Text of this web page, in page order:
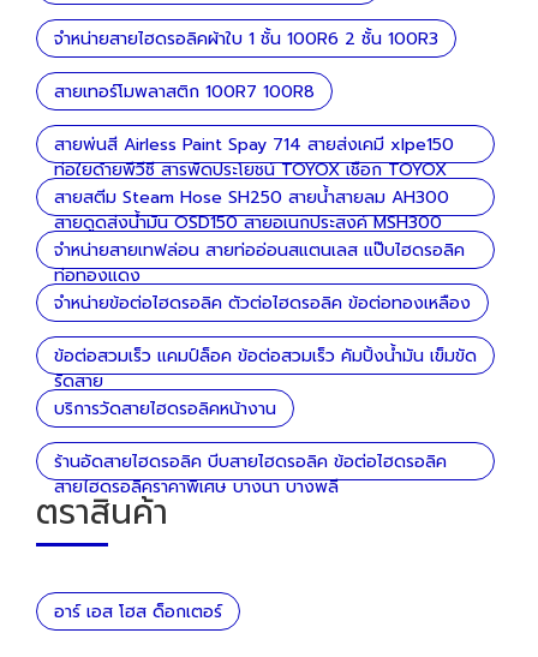
จำหน่ายสายไฮดรอลิคผ้าใบ 1 ชั้น 100R6 2 ชั้น 100R3
สายเทอร์โมพลาสติก 100R7 100R8
สายพ่นสี Airless Paint Spay 714 สายส่งเคมี xlpe150
ท่อใยด้ายพีวีซี สารพัดประโยชน์ TOYOX เชือก TOYOX
ลวด
สายสตีม Steam Hose SH250 สายน้ำสายลม AH300
สายดูดส่งน้ำมัน OSD150 สายอเนกประสงค์ MSH300
จำหน่ายสายเทฟล่อน สายท่ออ่อนสแตนเลส แป๊บไฮดรอลิค
ท่อทองแดง
จำหน่ายข้อต่อไฮดรอลิค ตัวต่อไฮดรอลิค ข้อต่อทองเหลือง
ข้อต่อสวมเร็ว แคมป์ล็อค ข้อต่อสวมเร็ว คัมปิ้งน้ำมัน เข็มขัด
รัดสาย
บริการวัดสายไฮดรอลิคหน้างาน
ร้านอัดสายไฮดรอลิค บีบสายไฮดรอลิค ข้อต่อไฮดรอลิค
สายไฮดรอลิคราคาพิเศษ บางนา บางพลี
ตราสินค้า
อาร์ เอส โฮส ด็อกเตอร์